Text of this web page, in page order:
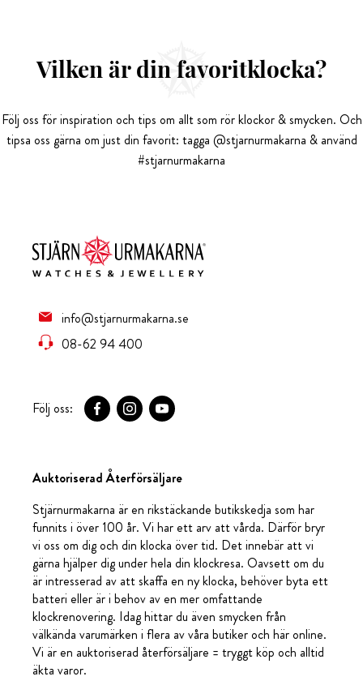
Vilken är din favoritklocka?
Följ oss för inspiration och tips om allt som rör klockor & smycken. Och
tipsa oss gärna om just din favorit: tagga @stjarnurmakarna & använd
#stjarnurmakarna
info@stjarnurmakarna.se
08-62 94 400
Följ oss:
Auktoriserad Återförsäljare
Stjärnurmakarna är en rikstäckande butikskedja som har
funnits i över 100 år. Vi har ett arv att vårda. Därför bryr
vi oss om dig och din klocka över tid. Det innebär att vi
gärna hjälper dig under hela din klockresa. Oavsett om du
är intresserad av att skaffa en ny klocka, behöver byta ett
batteri eller är i behov av en mer omfattande
klockrenovering. Idag hittar du även smycken från
välkända varumärken i flera av våra butiker och här online.
Vi är en auktoriserad återförsäljare = tryggt köp och alltid
äkta varor.